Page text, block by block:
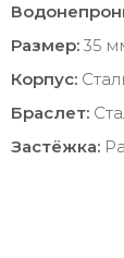
Размер: 35
Корпус:
Браслет:
Застёжка: